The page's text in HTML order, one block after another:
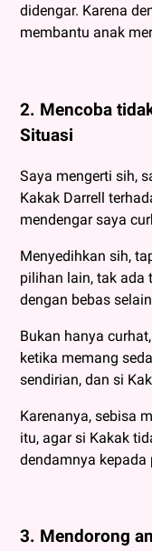
didengar. Karena
membantu anak
2. Mencoba
Situasi
Saya mengerti sih,
Kakak Darrell
mendengar saya
Menyedihkan sih,
pilihan lain, tak ada
dengan bebas
Bukan hanya
ketika memang
sendirian, dan si
Karenanya, sebisa
itu, agar si Kakak
dendamnya kepada
3. Mendorong